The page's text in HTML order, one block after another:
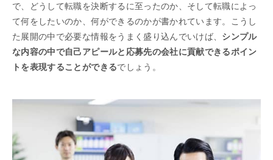
で、どうして転職を決断するに至ったのか、そして転職によっ
て何をしたいのか、何ができるのかが書かれています。こうし
た展開の中で必要な情報をうまく盛り込んでいけば、 シンプル
な内容の中で自己アピールと応募先の会社に貢献できるポイン
トを表現することができるでしょう。